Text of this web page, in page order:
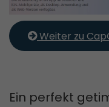
Weiter zu
Ein perfekt